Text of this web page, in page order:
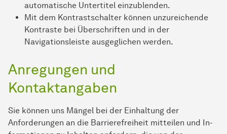
automatische Untertitel einzublenden.
Mit dem Kontrastschalter können unzureichende
Kontraste bei Überschriften und in der
Navigationsleiste ausgeglichen werden.
Anregungen und
Kontaktangaben
Sie können uns Mängel bei der Einhaltung der
Anforderungen an die Barrierefreiheit mitteilen und In­